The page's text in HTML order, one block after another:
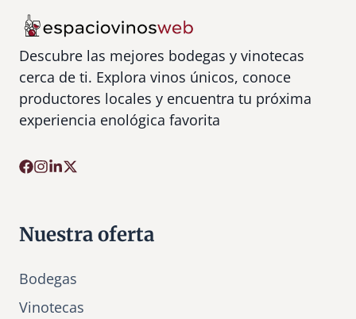
Descubre las mejores bodegas y vinotecas
cerca de ti. Explora vinos únicos, conoce
productores locales y encuentra tu próxima
experiencia enológica favorita
Nuestra oferta
Bodegas
Vinotecas